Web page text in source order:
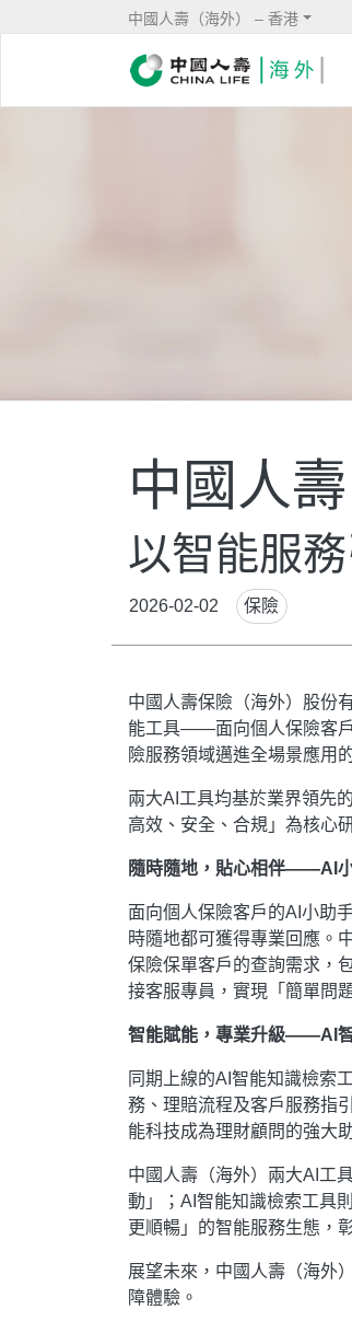
中國人壽（海外） – 香港
中國人
以智能服
2026-02-02
News
Tags
保險
Body
中國人壽保險（海外）股份
能工具——面向個人保險客戶
險服務領域邁進全場景應用
兩大AI工具均基於業界領先
高效、安全、合規」為核心
隨時隨地，貼心相伴——AI
面向個人保險客戶的AI小助
時隨地都可獲得專業回應。
保險保單客戶的查詢需求，
接客服專員，實現「簡單問
智能賦能，專業升級——AI
同期上線的AI智能知識檢索
務、理賠流程及客戶服務指
能科技成為理財顧問的強大
中國人壽（海外）兩大AI工
動」；AI智能知識檢索工具
更順暢」的智能服務生態，
展望未來，中國人壽（海外
障體驗。